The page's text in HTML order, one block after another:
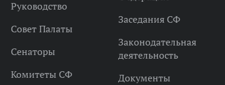
Руководство
Совет Палаты
Сенаторы
Комитеты СФ
Заседания СФ
Законодательная
деятельность
Документы